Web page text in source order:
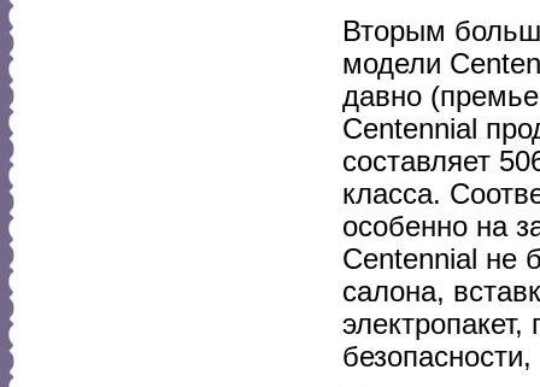
Вторым
модели
давно
Centennial
составляет
класса.
особенно на
Centennial не
салона,